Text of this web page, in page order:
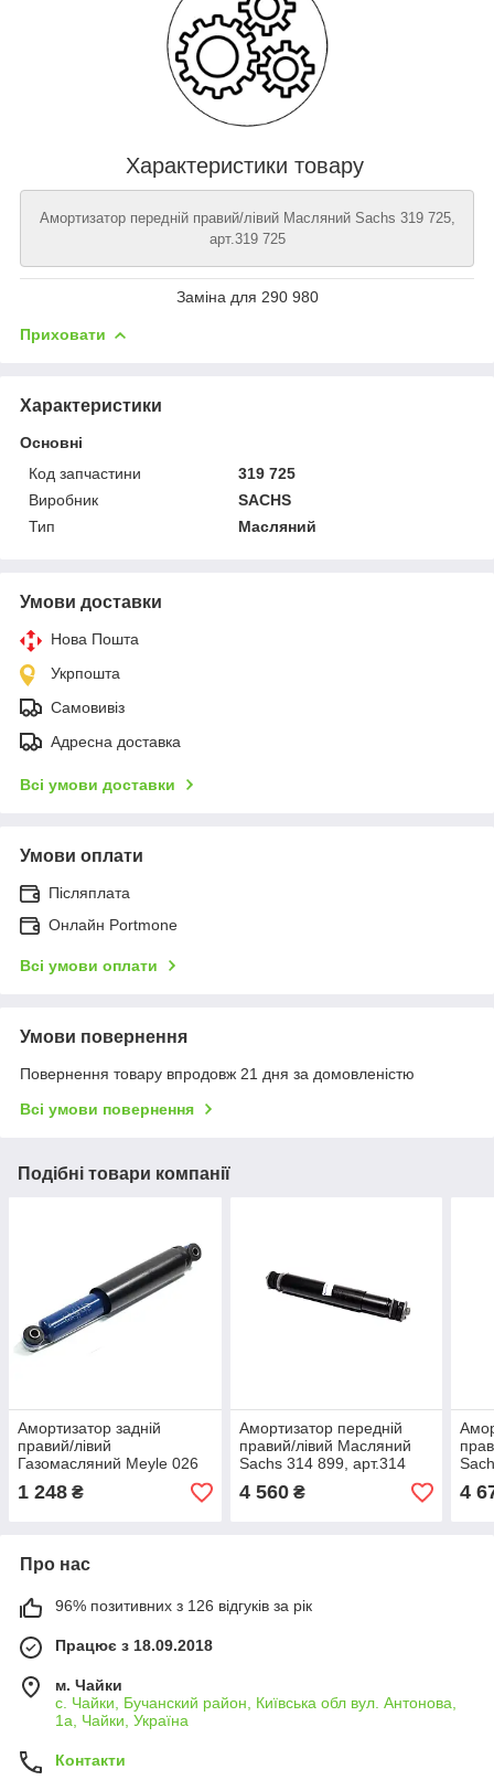
Характеристики товару
Амортизатор передній правий/лівий Масляний Sachs 319 725,
арт.319 725
Заміна для 290 980
Приховати
Характеристики
Основні
Код запчастини
319 725
Виробник
SACHS
Тип
Масляний
Умови доставки
Нова Пошта
Укрпошта
Самовивіз
Адресна доставка
Всі умови доставки
Умови оплати
Післяплата
Онлайн Portmone
Всі умови оплати
Умови повернення
Повернення товару впродовж 21 дня за домовленістю
Всі умови повернення
Подібні товари компанії
Амортизатор задній
правий/лівий
Газомасляний Meyle 026
725 0035, арт.026 725
0035
1 248 ₴
Амортизатор передній
правий/лівий Масляний
Sachs 314 899, арт.314
899
4 560₴
724
4
Про нас
96% позитивних з 126 відгуків за рік
Працює з 18.09.2018
м. Чайки
с. Чайки, Бучанский район, Київська обл вул. Антонова,
1а, Чайки, Україна
Контакти